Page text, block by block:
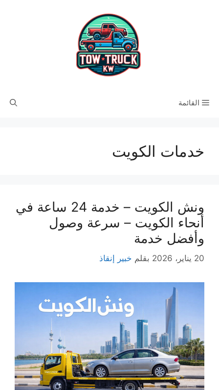
القائمة
خدمات الكويت
ونش الكويت – خدمة 24 ساعة في
أنحاء الكويت – سرعة وصول
وأفضل خدمة
20 يناير، 2026 بقلم خبير إنقاذ